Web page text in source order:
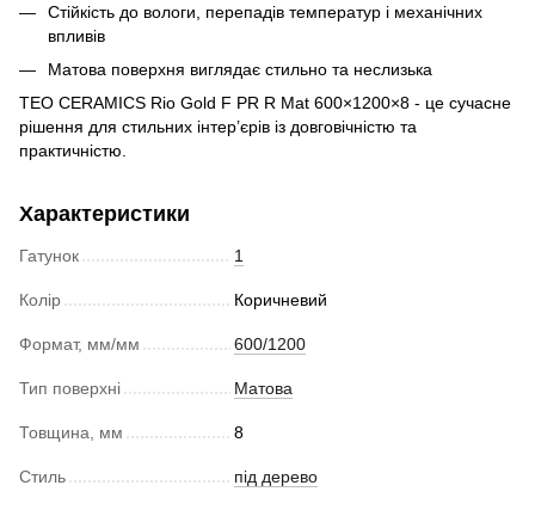
Стійкість до вологи, перепадів температур і механічних
впливів
Матова поверхня виглядає стильно та неслизька
TEO CERAMICS Rio Gold F PR R Mat 600×1200×8 - це сучасне
рішення для стильних інтер’єрів із довговічністю та
практичністю.
Характеристики
Гатунок 1
Колір Коричневий
Формат, мм/мм 600/1200
Тип поверхні Матова
Товщина, мм 8
Стиль під дерево